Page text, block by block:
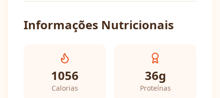
Informações Nutricionais
1056
Calorias
36g
Proteínas